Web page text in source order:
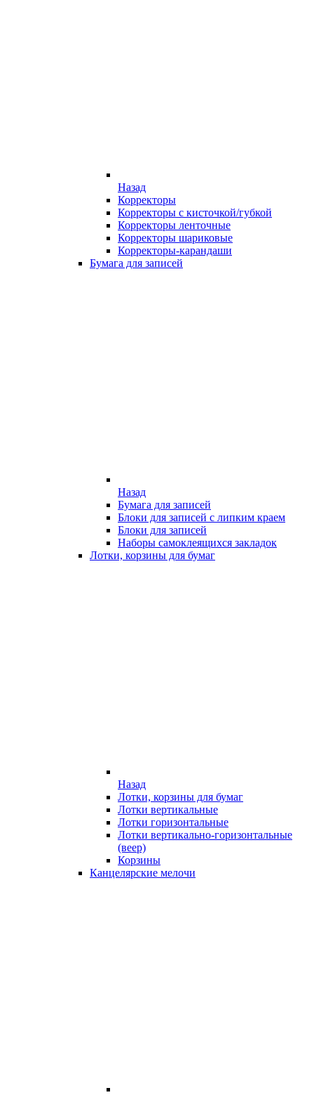
Назад
Корректоры
Корректоры с кисточкой/губкой
Корректоры ленточные
Корректоры шариковые
Корректоры-карандаши
Бумага для записей
Назад
Бумага для записей
Блоки для записей с липким краем
Блоки для записей
Наборы самоклеящихся закладок
Лотки, корзины для бумаг
Назад
Лотки, корзины для бумаг
Лотки вертикальные
Лотки горизонтальные
Лотки вертикально-горизонтальные
(веер)
Корзины
Канцелярские мелочи